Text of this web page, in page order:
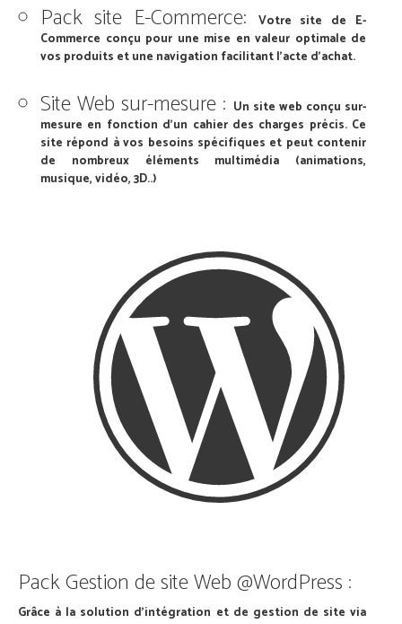
Pack site E-Commerce:
Votre site de E-
Commerce conçu pour une mise en valeur optimale de
vos produits et une navigation facilitant l’acte d’achat.
Site Web sur-mesure : Un site web conçu sur-
mesure en fonction d’un cahier des charges précis. Ce
site répond à vos besoins spécifiques et peut contenir
de nombreux éléments multimédia (animations,
musique, vidéo, 3D..)
Pack Gestion de site Web @WordPress :
Grâce à la solution d'intégration et de gestion de site via